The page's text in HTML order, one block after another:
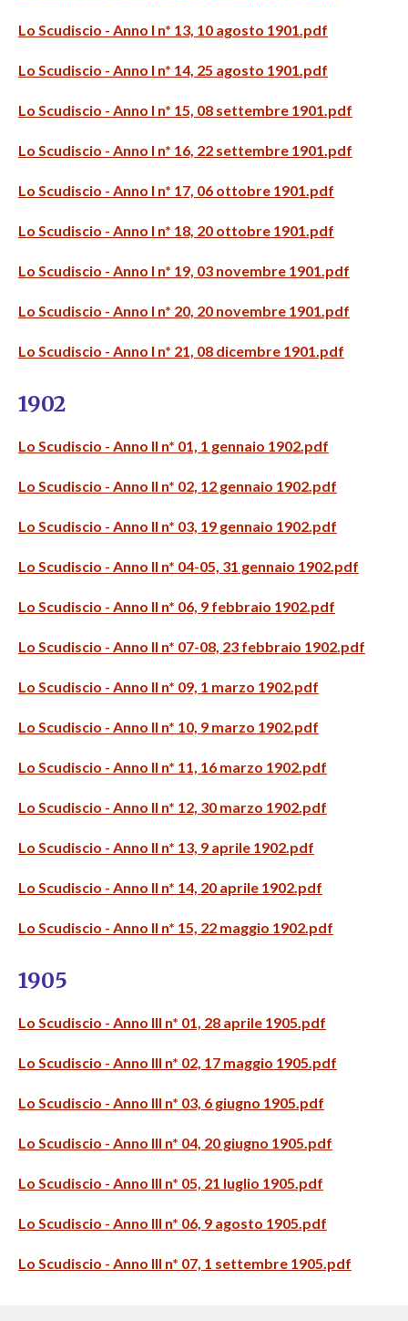
Lo Scudiscio - Anno I n* 13, 10 agosto 1901.pdf
Lo Scudiscio - Anno I n* 14, 25 agosto 1901.pdf
Lo Scudiscio - Anno I n* 15, 08 settembre 1901.pdf
Lo Scudiscio - Anno I n* 16, 22 settembre 1901.pdf
Lo Scudiscio - Anno I n* 17, 06 ottobre 1901.pdf
Lo Scudiscio - Anno I n* 18, 20 ottobre 1901.pdf
Lo Scudiscio - Anno I n* 19, 03 novembre 1901.pdf
Lo Scudiscio - Anno I n* 20, 20 novembre 1901.pdf
Lo Scudiscio - Anno I n* 21, 08 dicembre 1901.pdf
1902
Lo Scudiscio - Anno II n* 01, 1 gennaio 1902.pdf
Lo Scudiscio - Anno II n* 02, 12 gennaio 1902.pdf
Lo Scudiscio - Anno II n* 03, 19 gennaio 1902.pdf
Lo Scudiscio - Anno II n* 04-05, 31 gennaio 1902.pdf
Lo Scudiscio - Anno II n* 06, 9 febbraio 1902.pdf
Lo Scudiscio - Anno II n* 07-08, 23 febbraio 1902.pdf
Lo Scudiscio - Anno II n* 09, 1 marzo 1902.pdf
Lo Scudiscio - Anno II n* 10, 9 marzo 1902.pdf
Lo Scudiscio - Anno II n* 11, 16 marzo 1902.pdf
Lo Scudiscio - Anno II n* 12, 30 marzo 1902.pdf
Lo Scudiscio - Anno II n* 13, 9 aprile 1902.pdf
Lo Scudiscio - Anno II n* 14, 20 aprile 1902.pdf
Lo Scudiscio - Anno II n* 15, 22 maggio 1902.pdf
1905
Lo Scudiscio - Anno III n* 01, 28 aprile 1905.pdf
Lo Scudiscio - Anno III n* 02, 17 maggio 1905.pdf
Lo Scudiscio - Anno III n* 03, 6 giugno 1905.pdf
Lo Scudiscio - Anno III n* 04, 20 giugno 1905.pdf
Lo Scudiscio - Anno III n* 05, 21 luglio 1905.pdf
Lo Scudiscio - Anno III n* 06, 9 agosto 1905.pdf
Lo Scudiscio - Anno III n* 07, 1 settembre 1905.pdf